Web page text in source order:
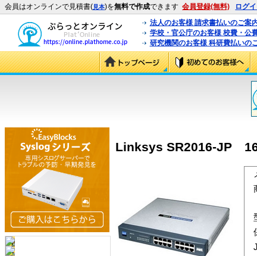
会員はオンラインで見積書(見本)を無料で作成できます 会員登録(無料) ログ
法人のお客様 請求書払いのご案
学校・官公庁のお客様 校費・公
研究機関のお客様 科研費払いの
Linksys SR2016-JP